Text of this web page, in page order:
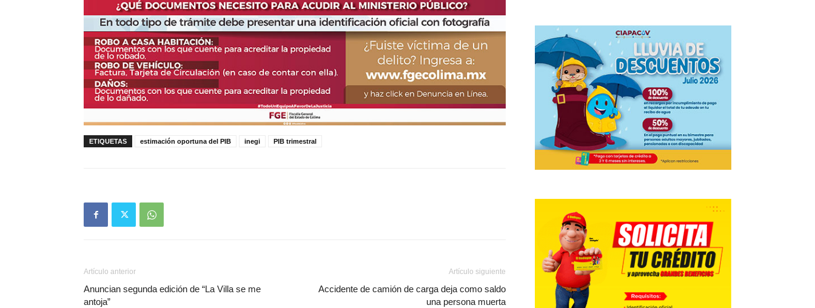
ETIQUETAS estimación oportuna del PIB inegi PIB trimestral
Artículo anterior
Anuncian segunda edición de “La Villa se me
antoja”
Artículo siguiente
Accidente de camión de carga deja como saldo
una persona muerta